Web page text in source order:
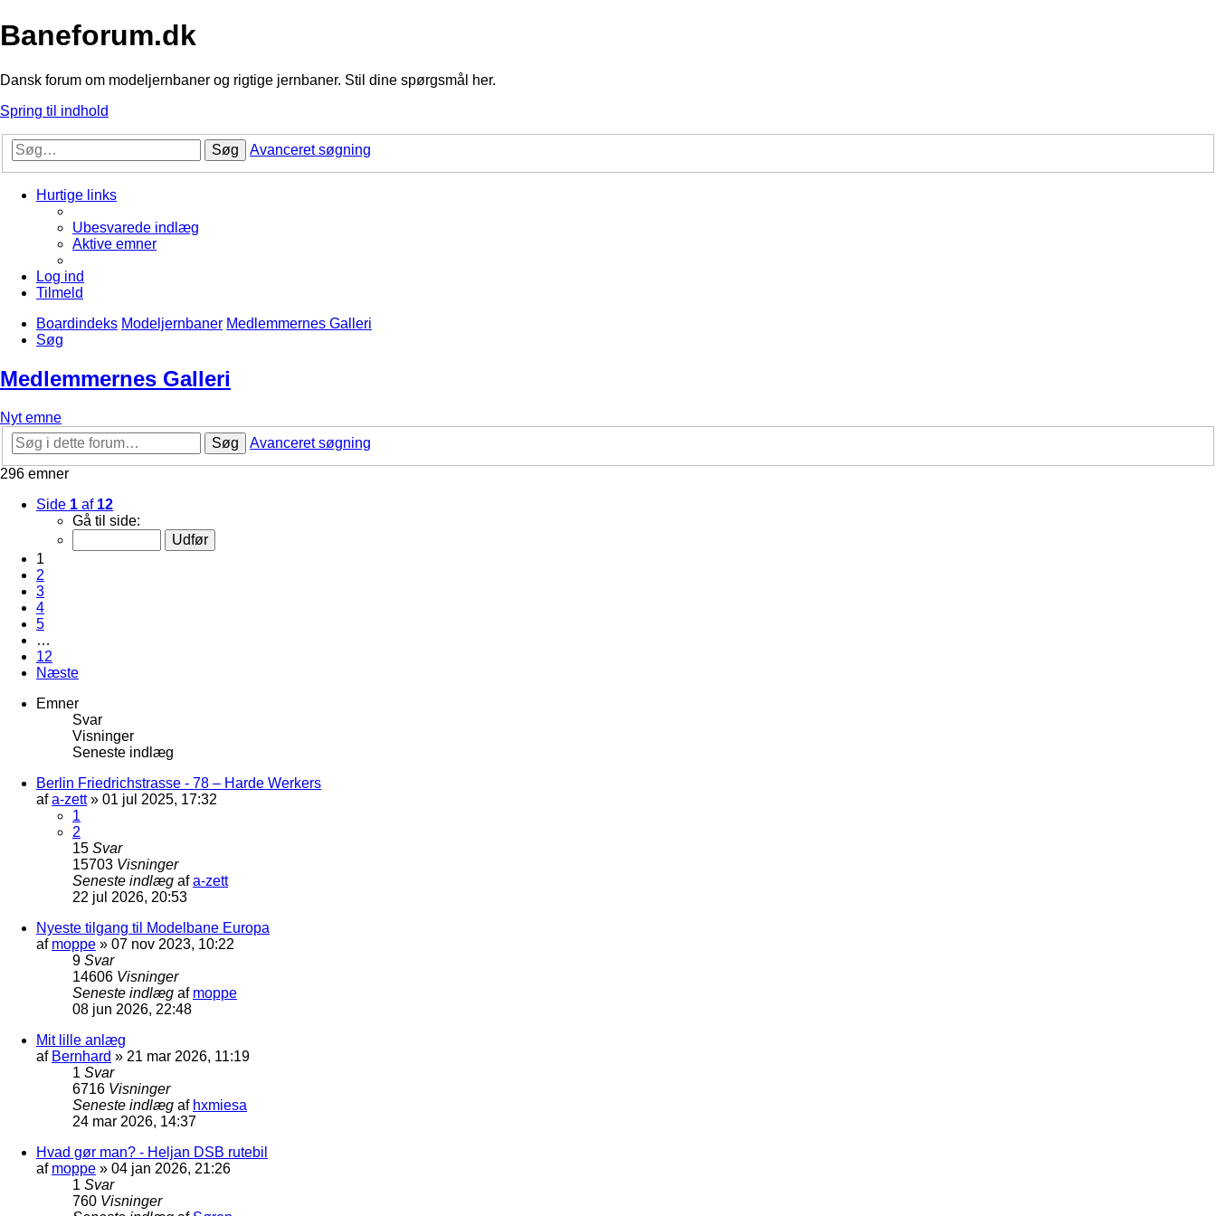
Baneforum.dk
Dansk forum om modeljernbaner og rigtige jernbaner. Stil dine spørgsmål her.
Spring til indhold
Søg Avanceret søgning
Hurtige links
Ubesvarede indlæg
Aktive emner
Log ind
Tilmeld
Boardindeks Modeljernbaner Medlemmernes Galleri
Søg
Medlemmernes Galleri
Nyt emne
Søg
Avanceret søgning
296 emner
Side 1 af 12
Gå til side:
1
2
3
4
5
…
12
Næste
Emner
Svar
Visninger
Seneste indlæg
Berlin Friedrichstrasse - 78 – Harde Werkers
afa-zett» 01 jul 2025, 17:32
1
2
15 Svar
15703 Visninger
Seneste indlæg afa-zett
22 jul 2026, 20:53
Nyeste tilgang til Modelbane Europa
af moppe » 07 nov 2023, 10:22
9 Svar
14606 Visninger
Seneste indlæg af moppe
08 jun 2026, 22:48
Mit lille anlæg
af Bernhard » 21 mar 2026, 11:19
1 Svar
6716 Visninger
Seneste indlæg af hxmiesa
24 mar 2026, 14:37
Hvad gør man? - Heljan DSB rutebil
af moppe » 04 jan 2026, 21:26
1 Svar
760 Visninger